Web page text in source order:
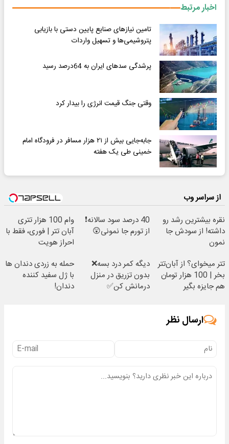
اخبار مرتبط
تامین نیازهای صنایع پایین دستی با بازیابی
پتروشیمی‌ها و تسهیل واردات
پرشدگی سدهای ایران به 64درصد رسید
وقتی جنگ قیمت انرژی را بیدار کرد
جابه‌جایی بیش از ۲۱ هزار مسافر در فرودگاه امام
خمینی طی یک هفته
از سراسر وب
نقره بیشترین رشد رو
داشته! از سودش جا
نمون
40 درصد سود سالانه❗
از تورم جا نمونی😲
وام 100 هزار تتری
آبان تتر | فوری، فقط با
احراز هویت
تتر میخوای؟ از آبان‌تتر
بخر | 100 هزار تومان
هم جایزه بگیر
دیگه کمر درد بسه❌
بدون تزریق در منزل
درمانش کن✅
حمله به زردی دندان ها
با ژل سفید کننده
دندان!
ارسال نظر